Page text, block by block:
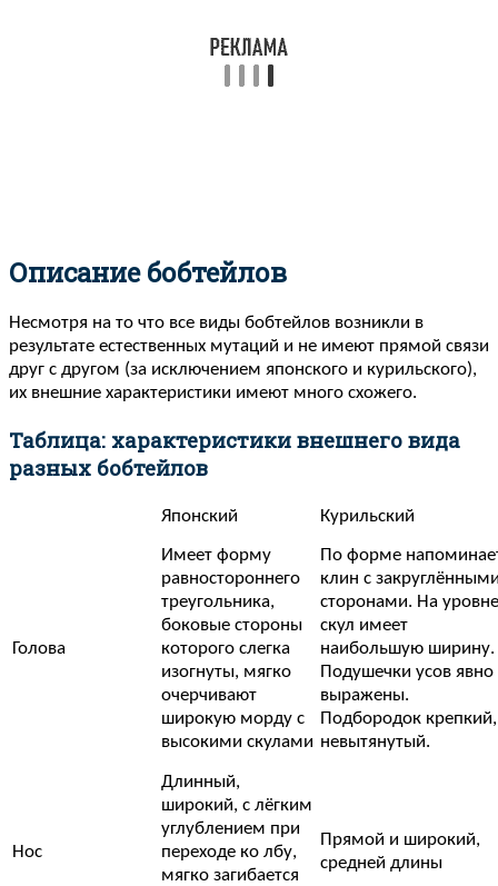
Описание бобтейлов
Несмотря на то что все виды бобтейлов возникли в
результате естественных мутаций и не имеют прямой связи
друг с другом (за исключением японского и курильского),
их внешние характеристики имеют много схожего.
Таблица: характеристики внешнего вида
разных бобтейлов
Японский Курильский
Голова
Имеет форму
равностороннего
треугольника,
боковые стороны
которого слегка
изогнуты, мягко
очерчивают
широкую морду с
высокими скулами
По форме
клин с
сторонами. На уровне
скул имеет
наибольшую ширину.
Подушечки усов явно
выражены.
Подбородок крепкий,
невытянутый.
Нос
Длинный,
широкий, с лёгким
углублением при
переходе ко лбу,
мягко загибается
Прямой и широкий,
средней длины